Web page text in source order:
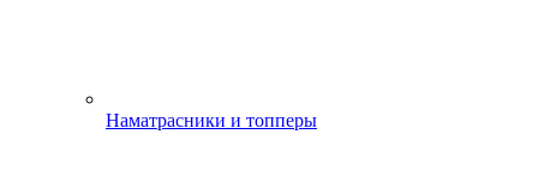
Наматрасники и топперы